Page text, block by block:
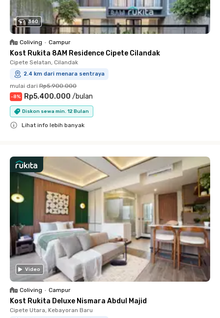
360
Coliving • Campur
Kost Rukita 8AM Residence Cipete Cilandak
Cipete Selatan, Cilandak
2.4 km dari menara sentraya
mulai dari Rp5.900.000
-8% Rp5.400.000 /bulan
Diskon sewa min. 12 Bulan
Lihat info lebih banyak
Video
Coliving • Campur
Kost Rukita Deluxe Nismara Abdul Majid
Cipete Utara, Kebayoran Baru